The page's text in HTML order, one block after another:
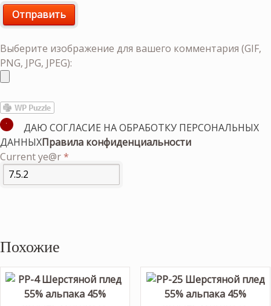
Выберите изображение для вашего комментария (GIF,
PNG, JPG, JPEG):
ДАЮ СОГЛАСИЕ НА ОБРАБОТКУ ПЕРСОНАЛЬНЫХ
ДАННЫХПравила конфиденциальности
Current ye@r*
Похожие